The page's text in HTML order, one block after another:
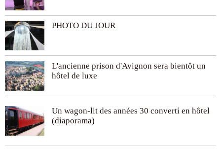
PHOTO DU JOUR
L'ancienne prison d'Avignon sera bientôt un
hôtel de luxe
Un wagon-lit des années 30 converti en hôtel
(diaporama)